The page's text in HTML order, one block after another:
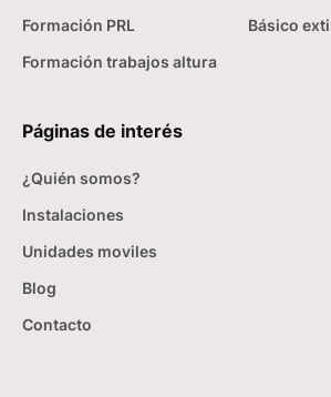
Formación PRL
Formación trabajos altura
Básico
Páginas de interés
¿Quién somos?
Instalaciones
Unidades moviles
Blog
Contacto